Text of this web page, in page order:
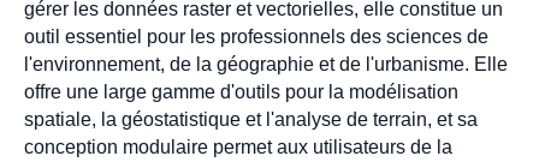
gérer les données raster et vectorielles, elle constitue un
outil essentiel pour les professionnels des sciences de
l'environnement, de la géographie et de l'urbanisme. Elle
offre une large gamme d'outils pour la modélisation
spatiale, la géostatistique et l'analyse de terrain, et sa
conception modulaire permet aux utilisateurs de la